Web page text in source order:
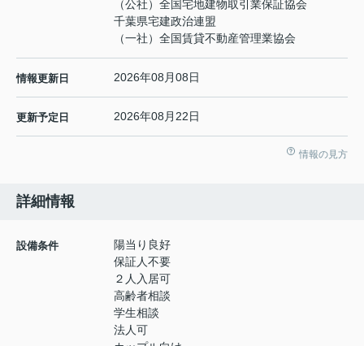
（公社）全国宅地建物取引業保証協会
千葉県宅建政治連盟
（一社）全国賃貸不動産管理業協会
情報更新日 2026年08月08日
更新予定日 2026年08月22日
情報の見方
詳細情報
設備条件
陽当り良好
保証人不要
２人入居可
高齢者相談
学生相談
法人可